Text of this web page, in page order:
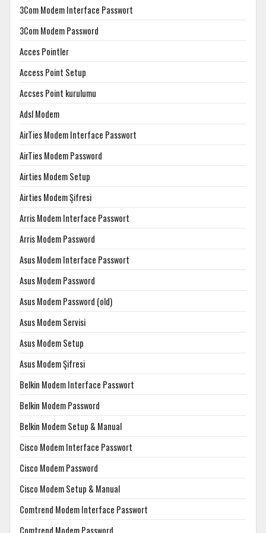
3Com Modem Interface Passwort
3Com Modem Password
Acces Pointler
Access Point Setup
Accses Point kurulumu
Adsl Modem
AirTies Modem Interface Passwort
AirTies Modem Password
Airties Modem Setup
Airties Modem Şifresi
Arris Modem Interface Passwort
Arris Modem Password
Asus Modem Interface Passwort
Asus Modem Password
Asus Modem Password (old)
Asus Modem Servisi
Asus Modem Setup
Asus Modem Şifresi
Belkin Modem Interface Passwort
Belkin Modem Password
Belkin Modem Setup & Manual
Cisco Modem Interface Passwort
Cisco Modem Password
Cisco Modem Setup & Manual
Comtrend Modem Interface Passwort
Comtrend Modem Password